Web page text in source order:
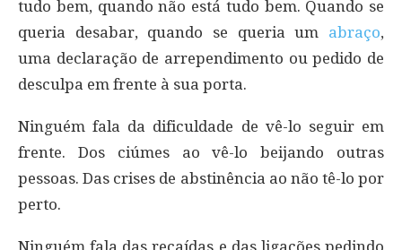
tudo bem, quando não está tudo bem. Quando se
queria desabar, quando se queria um abraço,
uma declaração de arrependimento ou pedido de
desculpa em frente à sua porta.
Ninguém fala da dificuldade de vê-lo seguir em
frente. Dos ciúmes ao vê-lo beijando outras
pessoas. Das crises de abstinência ao não tê-lo por
perto.
Ninguém fala das recaídas e das ligações pedindo